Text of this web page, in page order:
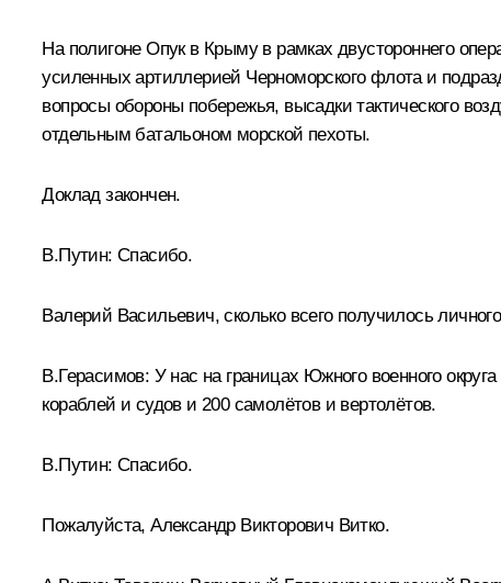
На полигоне Опук в Крыму в рамках двустороннего
усиленных артиллерией Черноморского флота и
вопросы обороны побережья, высадки тактического
отдельным батальоном морской пехоты.
Доклад закончен.
В.Путин: Спасибо.
Валерий Васильевич, сколько всего получилось
В.Герасимов: У нас на границах Южного военного
кораблей и судов и 200 самолётов и вертолётов.
В.Путин: Спасибо.
Пожалуйста, Александр Викторович Витко.